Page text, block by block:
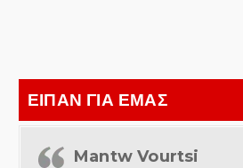
ΕΙΠΑΝ ΓΙΑ ΕΜΑΣ
Mantw Vourtsi